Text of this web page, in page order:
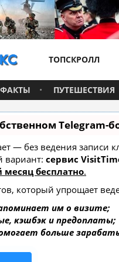
ТОПСКРОЛЛ
ПУТЕШЕСТВИЯ
Telegram-
— без ведения
сервис
бесплатно.
который упрощает
им о визите;
кэшбэк и предоплаты;
больше